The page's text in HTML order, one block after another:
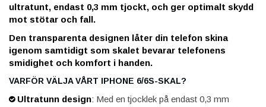
ultratunt, endast 0,3 mm tjockt, och ger optimalt skydd
mot stötar och fall.
Den transparenta designen låter din telefon skina
igenom samtidigt som skalet bevarar telefonens
smidighet och komfort i handen.
VARFÖR VÄLJA VÅRT IPHONE 6/6S-SKAL?
Ultratunn design: Med en tjocklek på endast 0,3 mm